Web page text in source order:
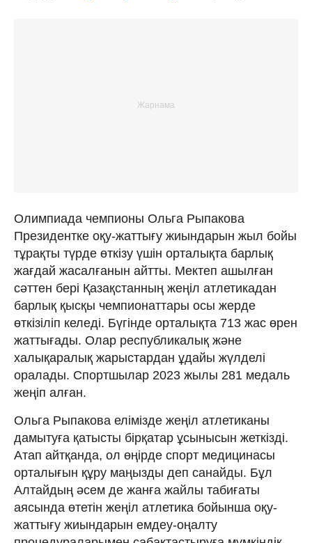
Олимпиада чемпионы Ольга Рыпакова
Президентке оқу-жаттығу жиындарын жыл бойы
тұрақты түрде өткізу үшін орталықта барлық
жағдай жасалғанын айтты. Мектеп ашылған
сәттен бері Қазақстанның жеңіл атлетикадан
барлық қысқы чемпионаттары осы жерде
өткізіліп келеді. Бүгінде орталықта 713 жас өрен
жаттығады. Олар республикалық және
халықаралық жарыстардан ұдайы жүлделі
оралады. Cпортшылар 2023 жылы 281 медаль
жеңіп алған.
Ольга Рыпакова елімізде жеңіл атлетиканы
дамытуға қатысты бірқатар ұсынысын жеткізді.
Атап айтқанда, ол өңірде спорт медицинасы
орталығын құру маңызды деп санайды. Бұл
Алтайдың әсем де жанға жайлы табиғаты
аясында өтетін жеңіл атлетика бойынша оқу-
жаттығу жиындарын емдеу-оңалту